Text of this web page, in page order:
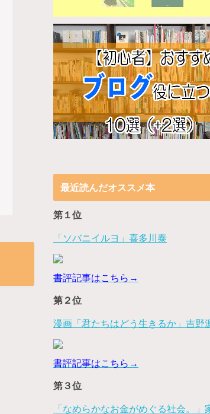
最近読んだオススメ本
第１位
「ソバニイルヨ」喜多川泰
書評記事はこちら→
第２位
漫画「君たちはどう生きるか」吉
書評記事はこちら→
第３位
「なめらかなお金がめぐる社会。」